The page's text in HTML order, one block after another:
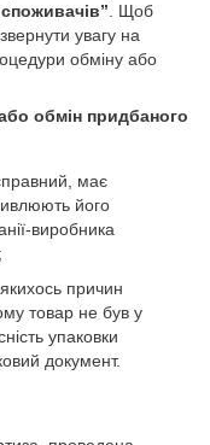
. Щоб
увагу на
обміну або
обмін придбаного
має
його
виробника
причин
товар не був у
упаковки
документ.